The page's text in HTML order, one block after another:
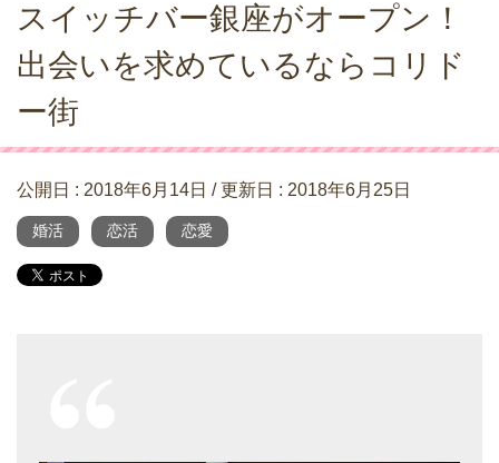
スイッチバー銀座がオープン！
出会いを求めているならコリド
ー街
公開日 : 2018年6月14日 / 更新日 : 2018年6月25日
婚活 恋活 恋愛